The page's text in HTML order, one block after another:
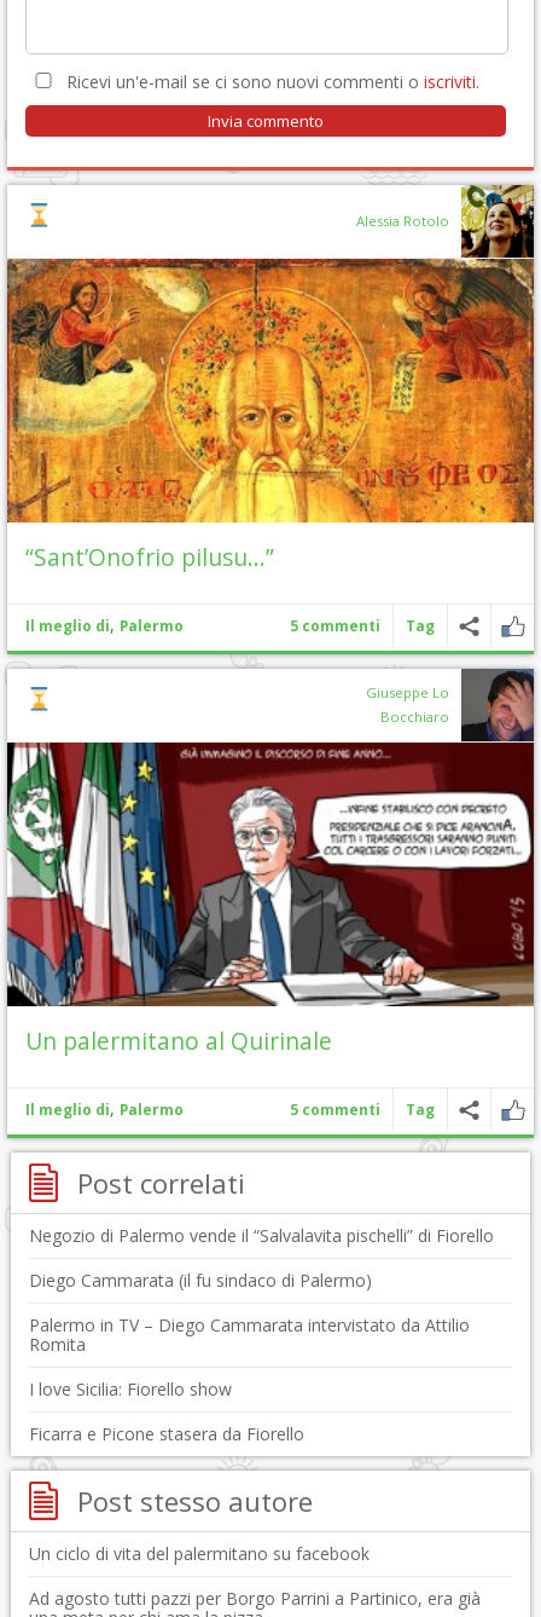
Ricevi un'e-mail se ci sono nuovi commenti o iscriviti.
Alessia Rotolo
“Sant’Onofrio pilusu…”
Il meglio di, Palermo 5 commenti Tag
Giuseppe Lo
Bocchiaro
Un palermitano al Quirinale
Il meglio di, Palermo 5 commenti Tag
Post correlati
Negozio di Palermo vende il “Salvalavita pischelli” di Fiorello
Diego Cammarata (il fu sindaco di Palermo)
Palermo in TV – Diego Cammarata intervistato da Attilio
Romita
I love Sicilia: Fiorello show
Ficarra e Picone stasera da Fiorello
Post stesso autore
Un ciclo di vita del palermitano su facebook
Ad agosto tutti pazzi per Borgo Parrini a Partinico, era già